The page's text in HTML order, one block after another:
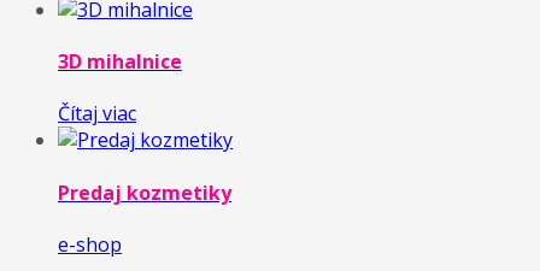
3D mihalnice
Čítaj viac
Predaj kozmetiky
e-shop